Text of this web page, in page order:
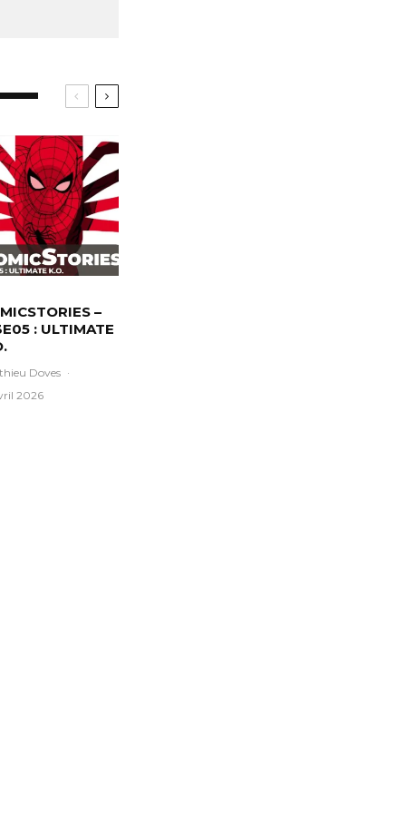
–
: ULTIMATE
Doves ·
2026